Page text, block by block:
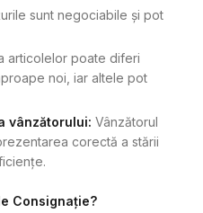
sunt negociabile și pot
articolelor poate diferi
noi, iar altele pot
vânzătorului: Vânzătorul
corectă a stării
Consignație?